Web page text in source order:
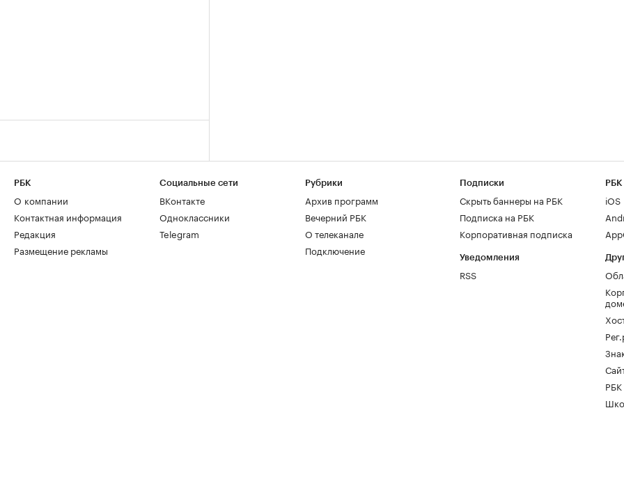
РБК
О компании
Контактная информация
Редакция
Размещение рекламы
Социальные сети
ВКонтакте
Одноклассники
Telegram
Рубрики
Архив программ
Вечерний РБК
О телеканале
Подключение
Подписки
Скрыть баннеры на РБК
Подписка на РБК
Корпоративная подписка
Уведомления
RSS
РБК
iOS